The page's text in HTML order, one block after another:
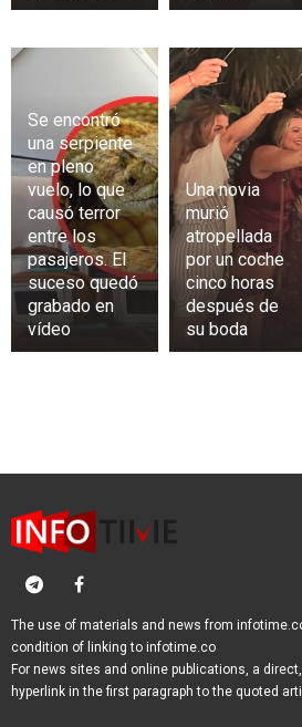
Se encontró
una serpiente
en pleno
vuelo, lo que
causó terror
entre los
pasajeros. El
suceso quedó
grabado en
vídeo
Una novia
murió
atropellada
por un coche
cinco horas
después de
su boda
The use of materials and news from
condition of linking to infotime.co
For news sites and online publications, a
hyperlink in the first paragraph to the quoted